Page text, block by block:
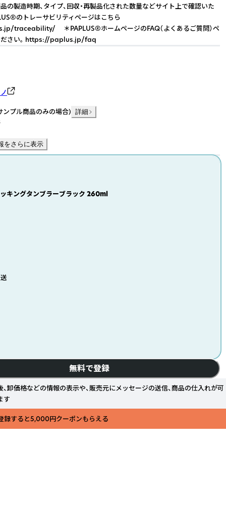
の製造時期、タイプ、回収・再製品化された数量などサイト上で確認いた
のトレーサビリティページはこちら
traceability/ ＊PAPLUS®ホームページのFAQ（よくあるご質問）ペ
ださい。 https://paplus.jp/faq
ンプル商品のみの場合) 詳細
をさらに表示
キングタンブラーブラック 260ml
無料で登録
、卸価格などの情報の表示や、販売元にメッセージの送信、商品の仕入れが可
す
登録すると5,000円クーポンもらえる